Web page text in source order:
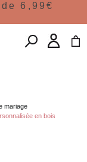
6,99€
mariage
en bois